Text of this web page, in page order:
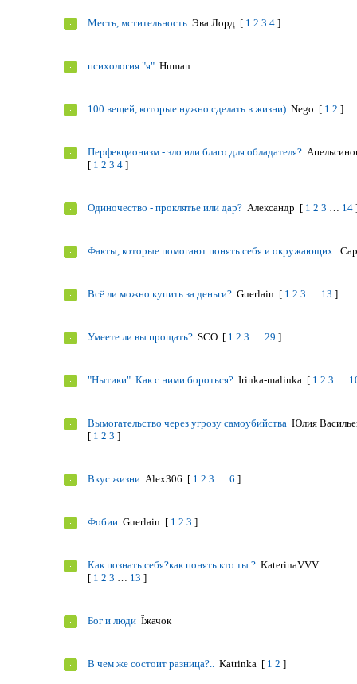
Месть, мстительность Эва Лорд [ 1 2 3 4 ]
психология "я" Human
100 вещей, которые нужно сделать в жизни) Nego [ 1 2 ]
Перфекционизм - зло или благо для обладателя?
[ 1 2 3 4 ]
Одиночество - проклятье или дар? Александр [ 1 2 3 … 14
Факты, которые помогают понять себя и окружающих.
Всё ли можно купить за деньги? Guerlain [ 1 2 3 … 13 ]
Умеете ли вы прощать? SCO [ 1 2 3 … 29 ]
"Нытики". Как с ними бороться? Irinka-malinka [ 1 2 3 …
Вымогательство через угрозу самоубийства Юлия
[ 1 2 3 ]
Вкус жизни Alex306 [ 1 2 3 … 6 ]
Фобии Guerlain [ 1 2 3 ]
Как познать себя?как понять кто ты ? KaterinaVVV
[ 1 2 3 … 13 ]
Бог и люди Їжачок
В чем же состоит разница?.. Katrinka [ 1 2 ]